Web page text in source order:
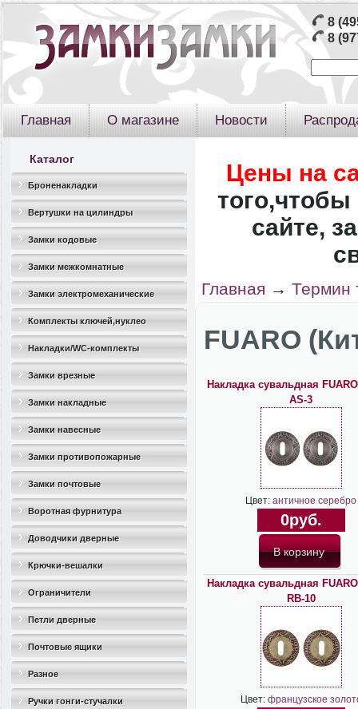
8
8
Главная О магазине Новости
Каталог
Броненакладки
Вертушки на цилиндры
Замки кодовые
Замки межкомнатные
Замки электромеханические
Комплекты ключей,нуклео
Накладки/WC-комплекты
Замки врезные
Замки накладные
Замки навесные
Замки противопожарные
Замки почтовые
Воротная фурнитура
Доводчики дверные
Крючки-вешалки
Ограничители
дверные(стопоры)
Петли дверные
Почтовые ящики
Разное
Ручки гонги-стучалки
Цены на
того,чтобы
сайте,
Главная → Термин
FUARO
Накладка сувальдная
AS-3
Цвет: античное серебро
0руб.
Накладка сувальдная
RB-10
Цвет: французское